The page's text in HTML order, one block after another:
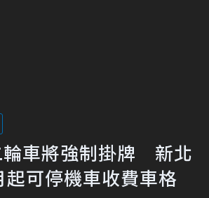
輪車將強制掛牌 新北
可停機車收費車格